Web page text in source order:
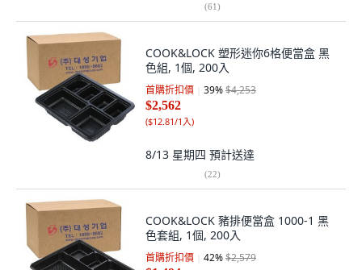
(61)
COOK&LOCK 塑形迷你6格便當盒 黑
色組, 1個, 200入
首購折扣價 39%$4,253
$2,562
($12.81/1入)
8/13 星期四 預計送達
(22)
COOK&LOCK 豬排便當盒 1000-1 黑
色套組, 1個, 200入
首購折扣價 42%$2,579